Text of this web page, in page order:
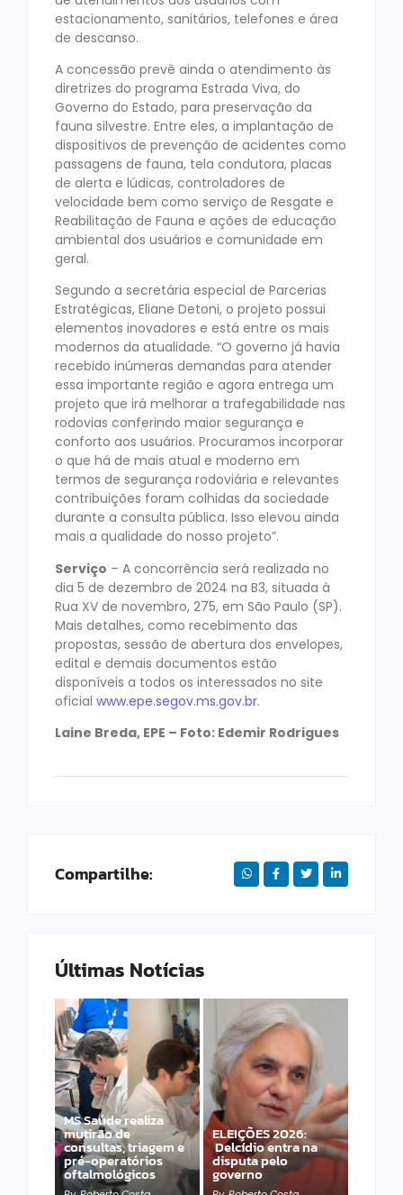
estacionamento, sanitários, telefones e área
de descanso.
A concessão prevê ainda o atendimento às
diretrizes do programa Estrada Viva, do
Governo do Estado, para preservação da
fauna silvestre. Entre eles, a implantação de
dispositivos de prevenção de acidentes como
passagens de fauna, tela condutora, placas
de alerta e lúdicas, controladores de
velocidade bem como serviço de Resgate e
Reabilitação de Fauna e ações de educação
ambiental dos usuários e comunidade em
geral.
Segundo a secretária especial de Parcerias
Estratégicas, Eliane Detoni, o projeto possui
elementos inovadores e está entre os mais
modernos da atualidade. “O governo já havia
recebido inúmeras demandas para atender
essa importante região e agora entrega um
projeto que irá melhorar a trafegabilidade nas
rodovias conferindo maior segurança e
conforto aos usuários. Procuramos incorporar
o que há de mais atual e moderno em
termos de segurança rodoviária e relevantes
contribuições foram colhidas da sociedade
durante a consulta pública. Isso elevou ainda
mais a qualidade do nosso projeto”.
Serviço – A concorrência será realizada no
dia 5 de dezembro de 2024 na B3, situada à
Rua XV de novembro, 275, em São Paulo (SP).
Mais detalhes, como recebimento das
propostas, sessão de abertura dos envelopes,
edital e demais documentos estão
disponíveis a todos os interessados no site
oficial www.epe.segov.ms.gov.br.
Laine Breda, EPE – Foto: Edemir Rodrigues
Compartilhe:
Últimas Notícias
MS Saúde realiza
mutirão de
consultas, triagem e
pré-operatórios
oftalmológicos
ELEIÇÕES 2026:
Delcídio entra na
disputa pelo
governo
Desconhecido
completamente nu
invade hospital, cai e
morre